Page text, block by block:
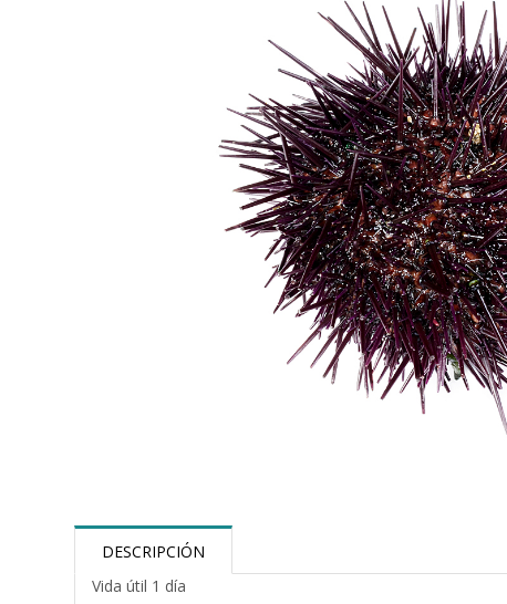
DESCRIPCIÓN
Vida útil 1 día